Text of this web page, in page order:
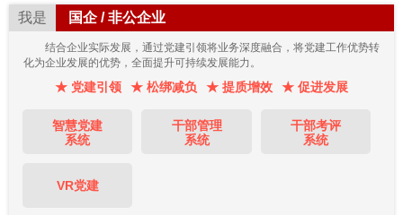
我是 国企 / 非公企业
结合企业实际发展，通过党建引领将业务深度融合，将党建工作优势转
化为企业发展的优势，全面提升可持续发展能力。
★ 党建引领 ★ 松绑减负 ★ 提质增效 ★ 促进发展
智慧党建
系统
干部管理
系统
干部考评
系统
VR党建